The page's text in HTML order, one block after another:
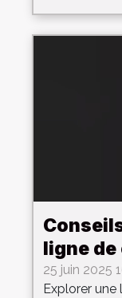
ligne de
25 juin 2025
Explorer